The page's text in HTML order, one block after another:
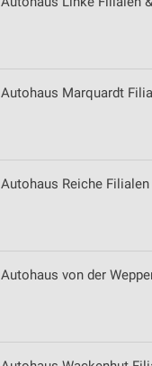
Autohaus Marquardt
Autohaus Reiche
Autohaus von der